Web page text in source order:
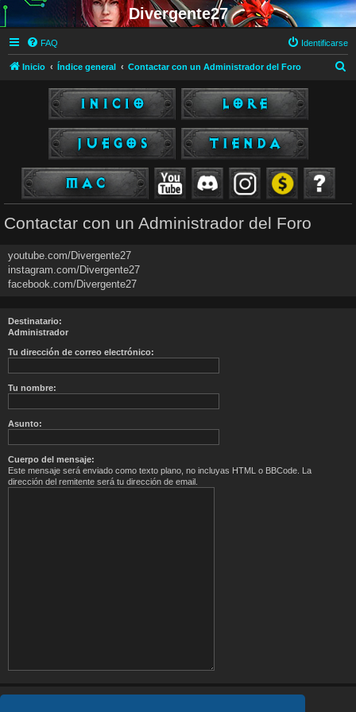
Divergente27
FAQ Identificarse
Inicio Índice general Contactar con un Administrador del Foro
Contactar con un Administrador del Foro
youtube.com/Divergente27
instagram.com/Divergente27
facebook.com/Divergente27
Destinatario:
Administrador
Tu dirección de correo electrónico:
Tu nombre:
Asunto:
Cuerpo del mensaje:
Este mensaje será enviado como texto plano, no incluyas HTML o BBCode. La
dirección del remitente será tu dirección de email.